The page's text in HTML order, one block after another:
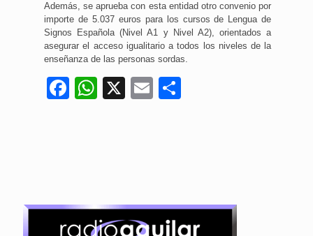
Además, se aprueba con esta entidad otro convenio por
importe de 5.037 euros para los cursos de Lengua de
Signos Española (Nivel A1 y Nivel A2), orientados a
asegurar el acceso igualitario a todos los niveles de la
enseñanza de las personas sordas.
Facebook
WhatsApp
X Email